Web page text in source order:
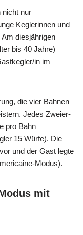
nicht nur
Keglerinnen und
diesjährigen
bis 40 Jahre)
in im
die vier Bahnen
Jedes Zweier-
pro Bahn
15 Würfe). Die
und der Gast legte
Modus).
mit